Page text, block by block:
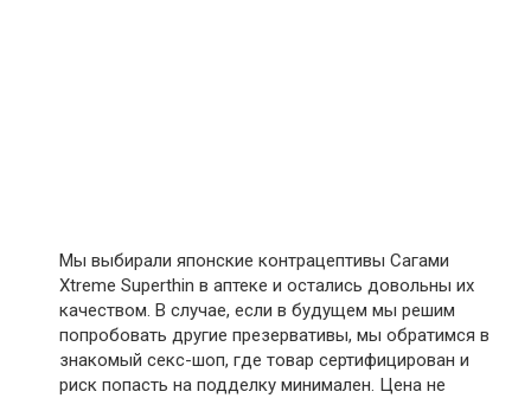
Мы выбирали японские контрацептивы Сагами
Xtreme Superthin в аптеке и остались довольны их
качеством. В случае, если в будущем мы решим
попробовать другие презервативы, мы обратимся в
знакомый секс-шоп, где товар сертифицирован и
риск попасть на подделку минимален. Цена не